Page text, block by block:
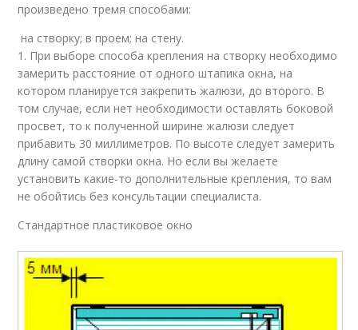
произведено тремя способами:
на створку; в проем; на стену.
1. При выборе способа крепления на створку необходимо
замерить расстояние от одного штапика окна, на
котором планируется закрепить жалюзи, до второго. В
том случае, если нет необходимости оставлять боковой
просвет, то к полученной ширине жалюзи следует
прибавить 30 миллиметров. По высоте следует замерить
длину самой створки окна. Но если вы желаете
установить какие-то дополнительные крепления, то вам
не обойтись без консультации специалиста.
Стандартное пластиковое окно